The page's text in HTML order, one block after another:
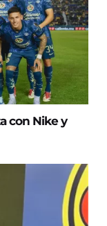
con Nike y